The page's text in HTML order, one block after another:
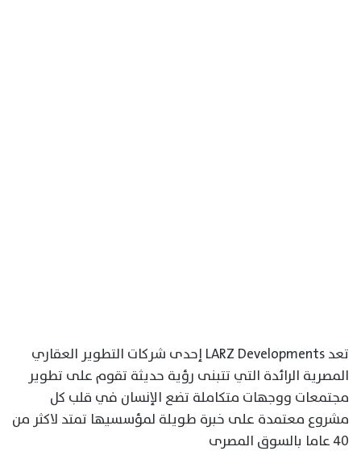
تعد LARZ Developments إحدى شركات التطوير العقاري
المصرية الرائدة التي تتبنى رؤية حديثة تقوم على تطوير
مجتمعات ووجهات متكاملة تضع الإنسان في قلب كل
مشروع معتمدة على خبرة طويلة لمؤسسيها تمتد لاكثر من
٤٠ عاما بالسوق المصرى